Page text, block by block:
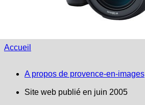
Accueil
A propos de provence-en-images
Site web publié en juin 2005